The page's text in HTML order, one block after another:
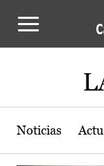
Actualidad
Noticias